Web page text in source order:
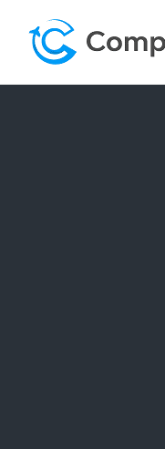
比较我的飞机